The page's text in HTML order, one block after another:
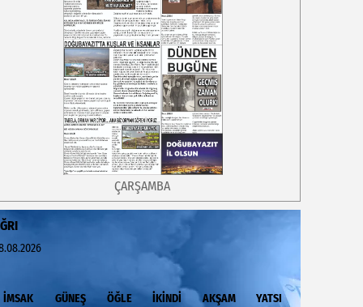
ÇARŞAMBA
İMSAK
GÜNEŞ
ÖĞLE
İKİNDİ
AKŞAM
YATSI